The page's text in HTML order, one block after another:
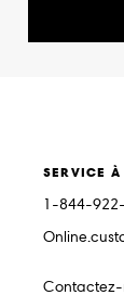
SERVICE À
1-844-